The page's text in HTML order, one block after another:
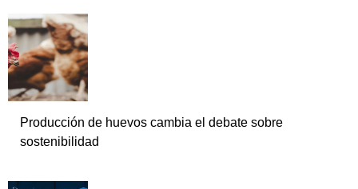
Producción de huevos cambia el debate sobre
sostenibilidad